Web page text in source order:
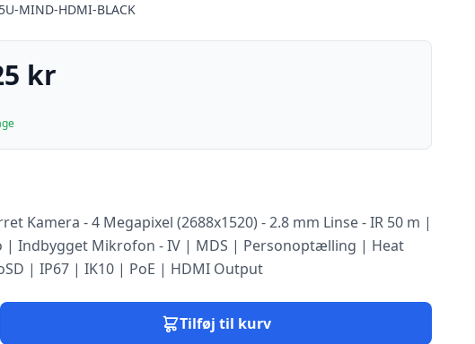
MIND-HDMI-BLACK
kr
Kamera - 4 Megapixel (2688x1520) - 2.8 mm Linse - IR 50 m |
| Indbygget Mikrofon - IV | MDS | Personoptælling | Heat
| IP67 | IK10 | PoE | HDMI Output
Tilføj til kurv